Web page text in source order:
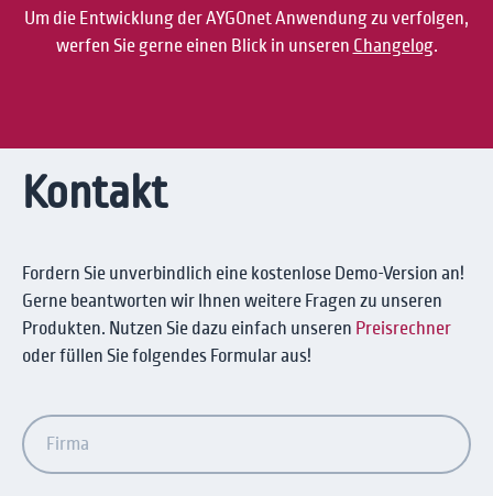
Um die Entwicklung der AYGOnet Anwendung zu verfolgen,
werfen Sie gerne einen Blick in unseren Changelog.
Kontakt
Fordern Sie unverbindlich eine kostenlose Demo-Version an!
Gerne beantworten wir Ihnen weitere Fragen zu unseren
Produkten. Nutzen Sie dazu einfach unseren Preisrechner
oder füllen Sie folgendes Formular aus!
Firma
Name
E-
Mail
Telefon
Ihre
Nachricht
Wie
wurden
Mit
dem